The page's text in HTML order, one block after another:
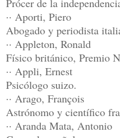
·· Aporti, Piero
Abogado y periodista
·· Appleton, Ronald
Físico británico, Premio
·· Appli, Ernest
Psicólogo suizo.
·· Arago, François
Astrónomo y científico
·· Aranda Mata, Antonio